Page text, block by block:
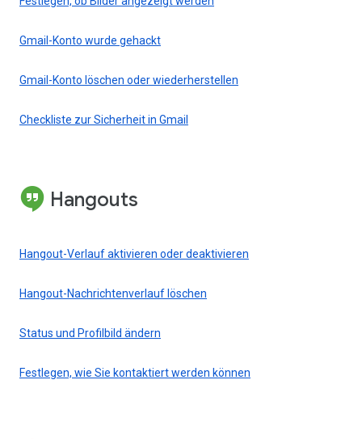
Gmail-Konto wurde gehackt
Gmail-Konto löschen oder wiederherstellen
Checkliste zur Sicherheit in Gmail
Hangouts
Hangout-Verlauf aktivieren oder deaktivieren
Hangout-Nachrichtenverlauf löschen
Status und Profilbild ändern
Festlegen, wie Sie kontaktiert werden können